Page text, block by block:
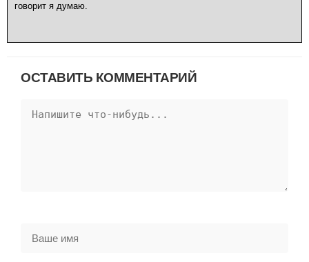
говорит я думаю.
ОСТАВИТЬ КОММЕНТАРИЙ